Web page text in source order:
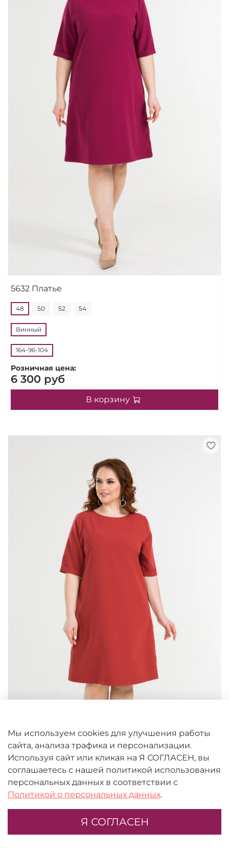
5632 Платье
48 50 52 54
Винный
164-96-104
Розничная цена:
6 300 руб
В корзину
54 56 58
Мы используем cookies для улучшения работы
сайта, анализа трафика и персонализации.
Используя сайт или кликая на Я СОГЛАСЕН, вы
соглашаетесь с нашей политикой использования
персональных данных в соответствии с
Политикой о персональных данных.
Я СОГЛАСЕН